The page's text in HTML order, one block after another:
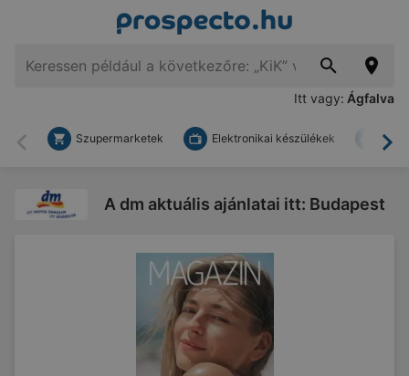
Itt vagy: Ágfalva
Vissza
Szupermarketek Elektronikai készülékek
A dm aktuális ajánlatai itt: Budapest